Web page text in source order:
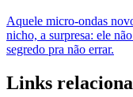
Aquele micro-ondas
nicho, a surpresa: ele
segredo pra não errar.
Links